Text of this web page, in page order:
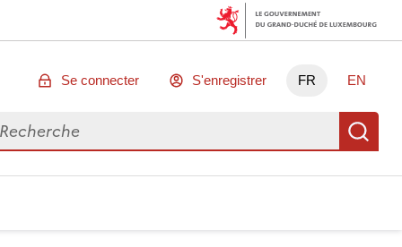
Se connecter S'enregistrer FR EN
des données